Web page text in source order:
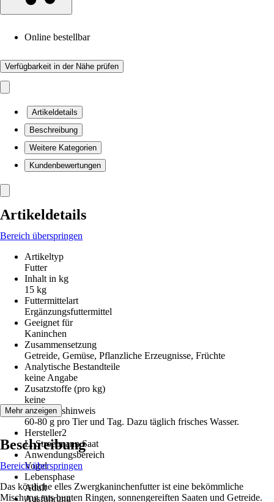
Online bestellbar
Verfügbarkeit in der Nähe prüfen
Artikeldetails
Beschreibung
Weitere Kategorien
Kundenbewertungen
Artikeldetails
Bereich überspringen
Artikeltyp
Futter
Inhalt in kg
15 kg
Futtermittelart
Ergänzungsfuttermittel
Geeignet für
Kaninchen
Zusammensetzung
Getreide, Gemüse, Pflanzliche Erzeugnisse, Früchte
Analytische Bestandteile
keine Angabe
Zusatzstoffe (pro kg)
keine
Fütterungshinweis
60-80 g pro Tier und Tag. Dazu täglich frisches Wasser.
Hersteller2
L. Stroetmann Saat
Anwendungsbereich
Vogel
Lebensphase
Adult
Ausführung
Mehr anzeigen
Beschreibung
Bereich überspringen
Das köstliche elles Zwergkaninchenfutter ist eine bekömmliche
Mischung aus bunten Ringen, sonnengereiften Saaten und Getreide.